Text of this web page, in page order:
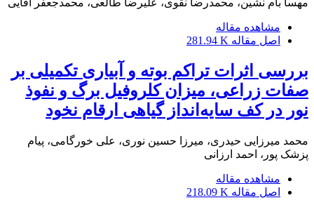
مهسا بام نشین، محمدرضا نقوی، علیرضا طالعی، محمدجعفر آقایی
مشاهده مقاله
اصل مقاله 281.94 K
بررسی اثرات تراکم بوته و آبیاری تکمیلی بر
صفات زراعی، میزان کلروفیل برگ و نفوذ
نور در کف سایه‌انداز گیاهی ارقام نخود
محمد میرزایی حیدری، میرزا حسین نوری، علی خورگامی، پیام
پزشک پور، احمد ارزانی
مشاهده مقاله
اصل مقاله 218.09 K